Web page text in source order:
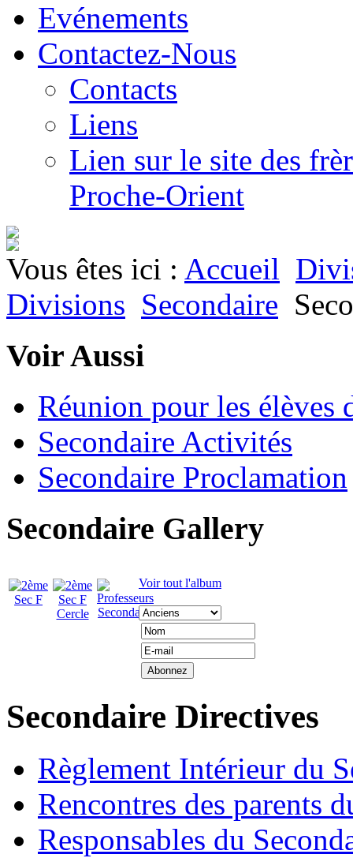
Evénements
Contactez-Nous
Contacts
Liens
Lien sur le site des
Proche-Orient
Vous êtes ici : Accueil
Divisions Secondaire
Voir Aussi
Réunion pour les élèves
Secondaire Activités
Secondaire Proclamation
Secondaire Gallery
Voir tout l'album
Secondaire Directives
Règlement Intérieur du
Rencontres des parents
Responsables du